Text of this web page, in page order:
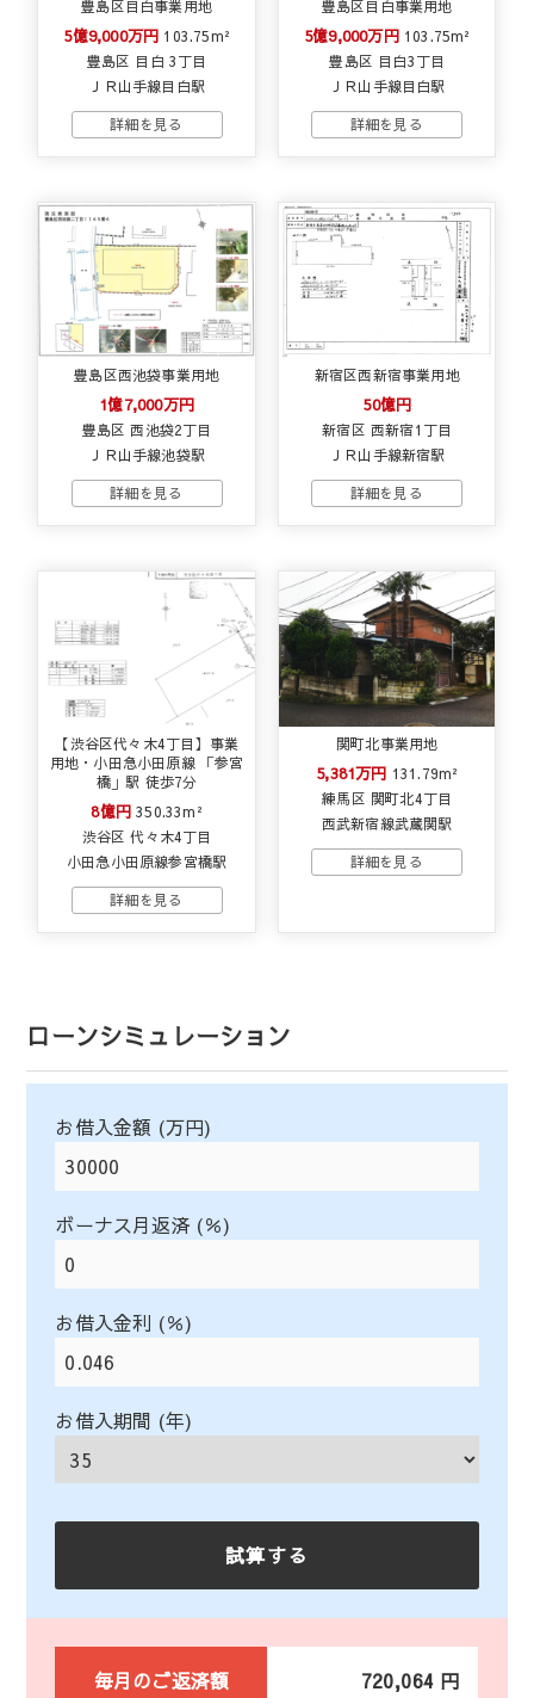
豊島区目白事業用地
5億9,000万円 103.75m²
豊島区 目白 3丁目
ＪＲ山手線目白駅
豊島区目白事業用地
5億9,000万円 103.75m²
豊島区 目白3丁目
ＪＲ山手線目白駅
豊島区西池袋事業用地
1億7,000万円
豊島区 西池袋2丁目
ＪＲ山手線池袋駅
新宿区西新宿事業用地
50億円
新宿区 西新宿1丁目
ＪＲ山手線新宿駅
【渋谷区代々木4丁目】事業
用地・小田急小田原線 「参宮
橋」駅 徒歩7分
8億円350.33m²
渋谷区 代々木4丁目
小田急小田原線参宮橋駅
関町北事業用地
5,381万円 131.79m²
練馬区 関町北4丁目
西武新宿線武蔵関駅
ローンシミュレーション
お借入金額 (万円)
ボーナス月返済 (％)
お借入金利 (％)
お借入期間 (年)
毎月のご返済額 720,064 円